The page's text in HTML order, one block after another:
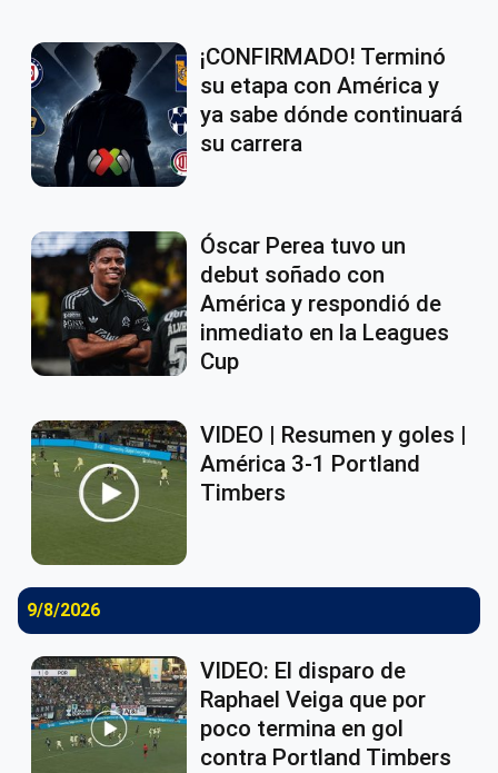
¡CONFIRMADO! Terminó
su etapa con América y
ya sabe dónde continuará
su carrera
Óscar Perea tuvo un
debut soñado con
América y respondió de
inmediato en la Leagues
Cup
VIDEO | Resumen y goles |
América 3-1 Portland
Timbers
9/8/2026
VIDEO: El disparo de
Raphael Veiga que por
poco termina en gol
contra Portland Timbers